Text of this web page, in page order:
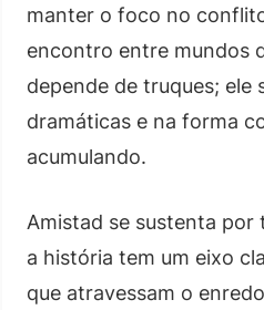
manter o foco no
encontro entre mundos
depende de truques; ele
dramáticas e na forma
acumulando.
Amistad se sustenta por
a história tem um eixo
que atravessam o